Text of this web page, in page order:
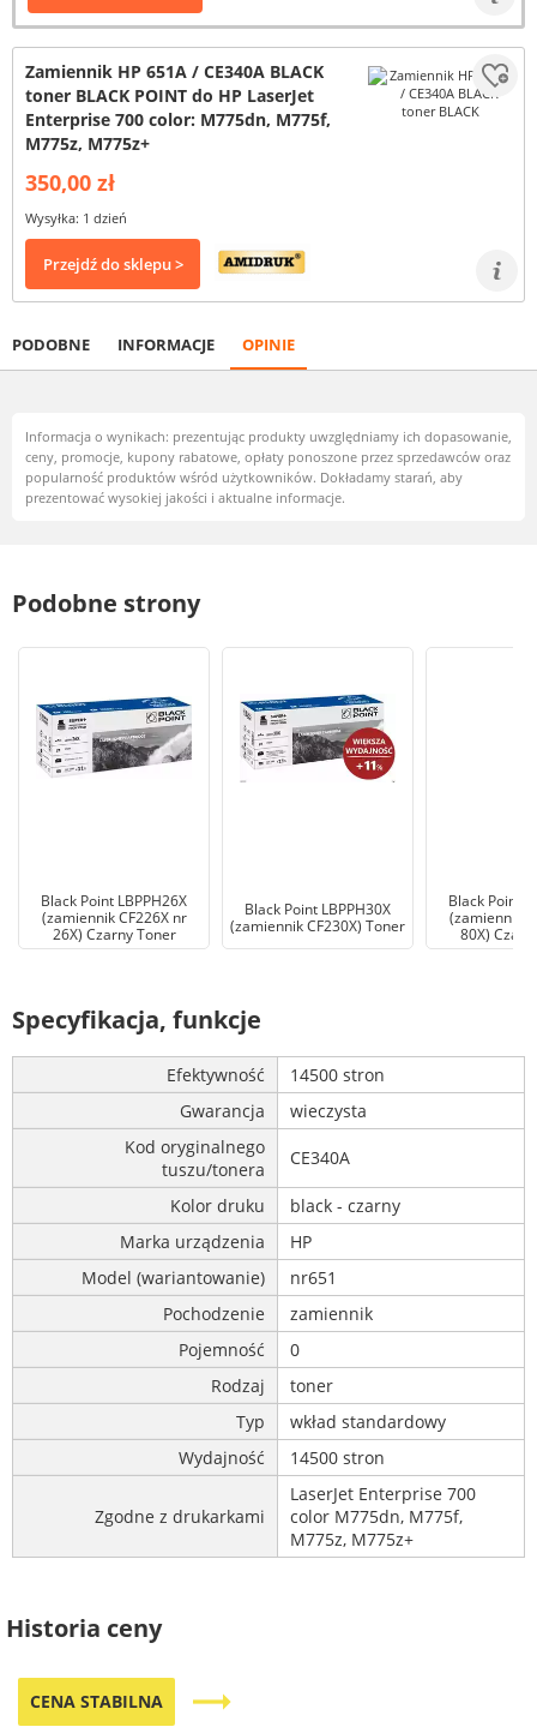
Zamiennik HP 651A / CE340A BLACK
toner BLACK POINT do HP LaserJet
Enterprise 700 color: M775dn, M775f,
M775z, M775z+
350,00 zł
Wysyłka: 1 dzień
Przejdź do sklepu >
PODOBNE INFORMACJE OPINIE
Informacja o wynikach: prezentując produkty uwzględniamy ich dopasowanie,
ceny, promocje, kupony rabatowe, opłaty ponoszone przez sprzedawców oraz
popularność produktów wśród użytkowników. Dokładamy starań, aby
prezentować wysokiej jakości i aktualne informacje.
Podobne strony
Black Point LBPPH26X
(zamiennik CF226X nr
26X) Czarny Toner
Black Point LBPPH30X
(zamiennik CF230X) Toner
Black Point
(zamiennik
80X)
Specyfikacja, funkcje
Efektywność
14500 stron
Gwarancja
wieczysta
Kod oryginalnego
tuszu/tonera
CE340A
Kolor druku
black - czarny
Marka urządzenia
HP
Model (wariantowanie)
nr651
Pochodzenie
zamiennik
Pojemność
0
Rodzaj
toner
Typ
wkład standardowy
Wydajność
14500 stron
Zgodne z drukarkami
LaserJet Enterprise 700
color M775dn, M775f,
M775z, M775z+
Historia ceny
CENA STABILNA trending_flat